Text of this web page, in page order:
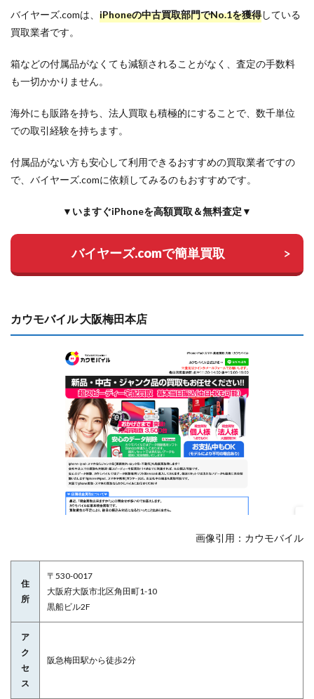
バイヤーズ.comは、 iPhoneの中古買取部門でNo.1を獲得している
買取業者です。
箱などの付属品がなくても減額されることがなく、査定の手数料
も一切かかりません。
海外にも販路を持ち、法人買取も積極的にすることで、数千単位
での取引経験を持ちます。
付属品がない方も安心して利用できるおすすめの買取業者ですの
で、バイヤーズ.comに依頼してみるのもおすすめです。
▼いますぐiPhoneを高額買取＆無料査定▼
バイヤーズ.comで簡単買取
カウモバイル 大阪梅田本店
画像引用：カウモバイル
住
所
〒530-0017
大阪府大阪市北区角田町1-10
黒船ビル2F
ア
ク
セ
ス
阪急梅田駅から徒歩2分